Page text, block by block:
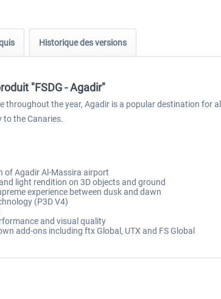
Historique des versions
"FSDG - Agadir"
throughout the year, Agadir is a popular destination for
to the Canaries.
of Agadir Al-Massira airport
light rendition on 3D objects and ground
experience between dusk and dawn
(P3D V4)
and visual quality
add-ons including ftx Global, UTX and FS Global